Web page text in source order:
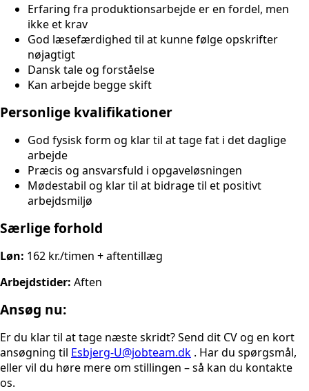
Erfaring fra produktionsarbejde er en fordel, men
ikke et krav
God læsefærdighed til at kunne følge opskrifter
nøjagtigt
Dansk tale og forståelse
Kan arbejde begge skift
Personlige kvalifikationer
God fysisk form og klar til at tage fat i det daglige
arbejde
Præcis og ansvarsfuld i opgaveløsningen
Mødestabil og klar til at bidrage til et positivt
arbejdsmiljø
Særlige forhold
Løn: 162 kr./timen + aftentillæg
Arbejdstider: Aften
Ansøg nu:
Er du klar til at tage næste skridt? Send dit CV og en kort
ansøgning til Esbjerg-U@jobteam.dk . Har du spørgsmål,
eller vil du høre mere om stillingen – så kan du kontakte
os.